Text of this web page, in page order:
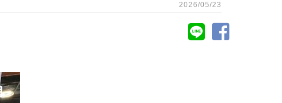
2026/05/23